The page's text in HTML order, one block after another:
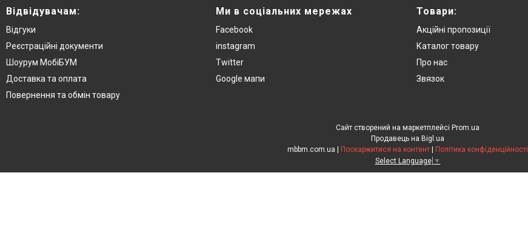
Відвідувачам:
Відгуки
Реєстраційні документи
Шоурум МобіБУМ
Доставка та оплата
Повернення та обмін товару
Ми в соціальних мережах
Facebook
instagram
Twitter
Google мапи
Товари:
Акційні пропозиції
Каталог товару
Про нас
Звязок
Сайт створений на маркетплейсі Prom.ua
Продавець на Bigl.ua
Поскаржитися на контент
Політика конфіденційності
Select Language ▼